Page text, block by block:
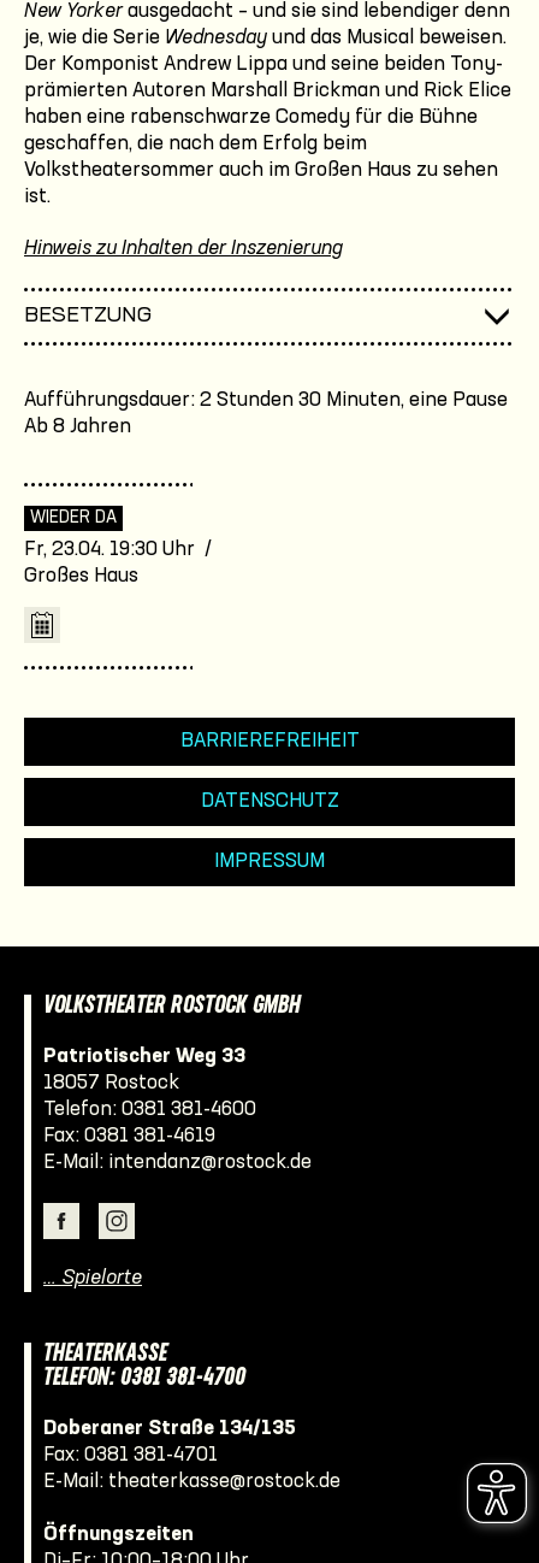
New Yorkerausgedacht – und sie sind lebendiger denn
je, wie die Serie Wednesday und das Musical beweisen.
Der Komponist Andrew Lippa und seine beiden Tony-
prämierten Autoren Marshall Brickman und Rick Elice
haben eine rabenschwarze Comedy für die Bühne
geschaffen, die nach dem Erfolg beim
Volkstheatersommer auch im Großen Haus zu sehen
ist.
Hinweis zu Inhalten der Inszenierung
BESETZUNG
Aufführungsdauer: 2 Stunden 30 Minuten, eine Pause
Ab 8 Jahren
WIEDER DA
Fr, 23.04. 19:30 Uhr /
Großes Haus
BARRIEREFREIHEIT
DATENSCHUTZ
IMPRESSUM
VOLKSTHEATER ROSTOCK GMBH
Patriotischer Weg 33
18057 Rostock
Telefon: 0381 381-4600
Fax: 0381 381-4619
E-Mail: intendanz@rostock.de
… Spielorte
THEATERKASSE
TELEFON: 0381 381-4700
Doberaner Straße 134/135
Fax: 0381 381-4701
E-Mail: theaterkasse@rostock.de
Öffnungszeiten